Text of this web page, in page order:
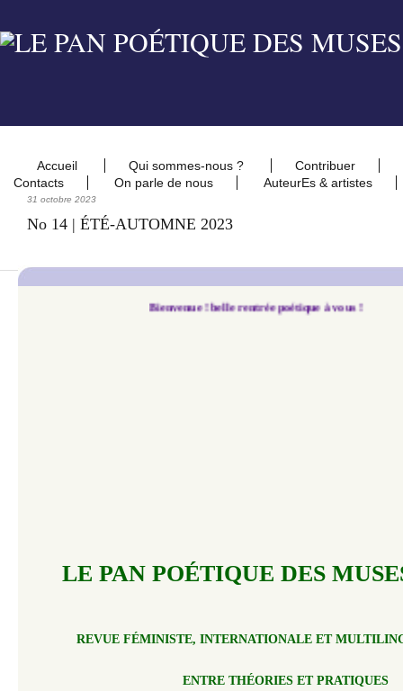
Accueil Qui sommes-nous ?
Contribuer
Contacts
On parle de nous AuteurEs & artistes
31 octobre 2023
No 14 | ÉTÉ-AUTOMNE 2023
Bienvenue ! belle rentrée poétique à vous !
LE PAN POÉTIQUE DES
REVUE FÉMINISTE, INTERNATIONALE ET
ENTRE THÉORIES ET PRATIQUES